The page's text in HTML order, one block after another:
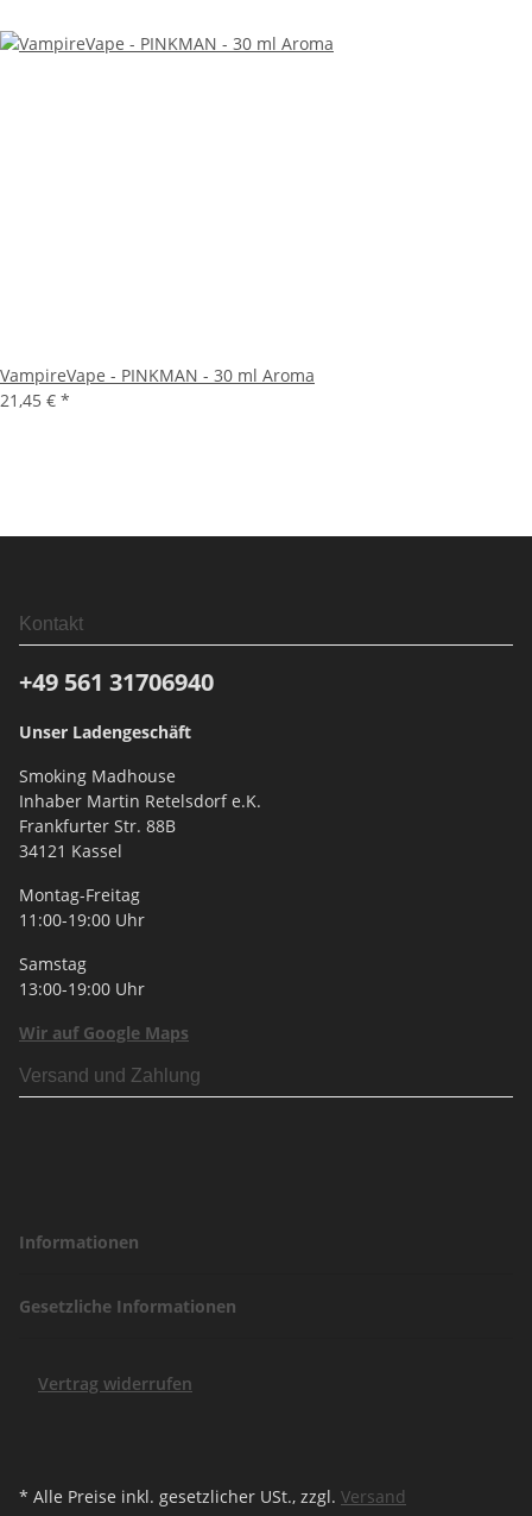
VampireVape - PINKMAN - 30 ml Aroma
21,45 € *
Kontakt
+49 561 31706940
Unser Ladengeschäft
Smoking Madhouse
Inhaber Martin Retelsdorf e.K.
Frankfurter Str. 88B
34121 Kassel
Montag-Freitag
11:00-19:00 Uhr
Samstag
13:00-19:00 Uhr
Wir auf Google Maps
Versand und Zahlung
Informationen
Gesetzliche Informationen
Vertrag widerrufen
* Alle Preise inkl. gesetzlicher USt., zzgl. Versand